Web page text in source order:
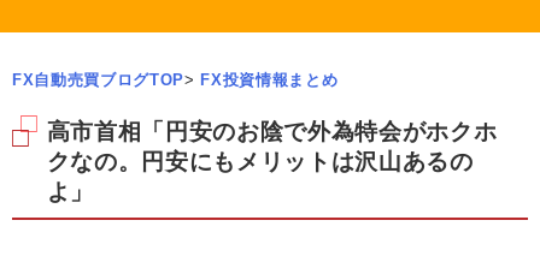
FX自動売買ブログTOP> FX投資情報まとめ
高市首相「円安のお陰で外為特会がホクホ
クなの。円安にもメリットは沢山あるの
よ」